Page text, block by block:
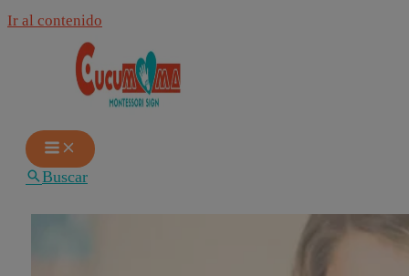
Ir al contenido
Buscar